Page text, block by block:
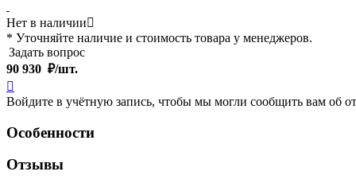
Нет в наличии
* Уточняйте наличие и стоимость товара у менеджеров.
Задать вопрос
90 930 ₽/шт.

Войдите в учётную запись, чтобы мы могли сообщить вам об
Особенности
Отзывы